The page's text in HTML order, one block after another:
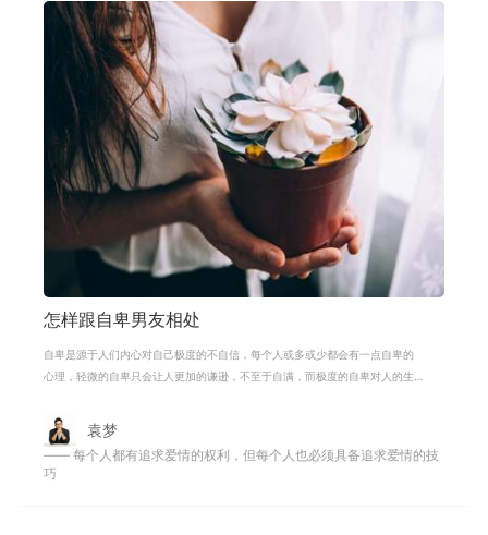
怎样跟自卑男友相处
自卑是源于人们内心对自己极度的不自信，每个人或多或少都会有一点自卑的
心理，轻微的自卑只会让人更加的谦逊，不至于自满，而极度的自卑对人的生
袁梦
—— 每个人都有追求爱情的权利，但每个人也必须具备追求爱情的技
巧